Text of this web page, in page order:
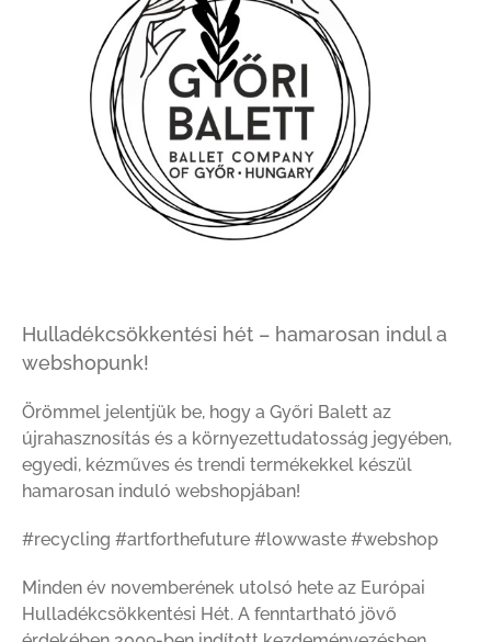
Hulladékcsökkentési hét – hamarosan indul a
webshopunk!
Örömmel jelentjük be, hogy a Győri Balett az
újrahasznosítás és a környezettudatosság jegyében,
egyedi, kézműves és trendi termékekkel készül
hamarosan induló webshopjában!
#recycling #artforthefuture #lowwaste #webshop
Minden év novemberének utolsó hete az Európai
Hulladékcsökkentési Hét. A fenntartható jövő